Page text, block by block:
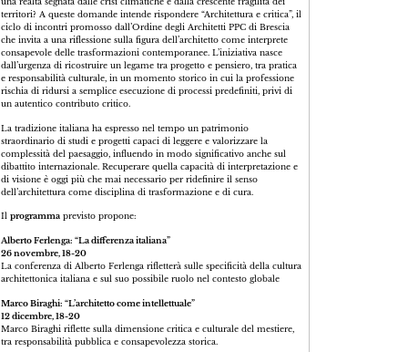
una realtà segnata dalle crisi climatiche e dalla crescente fragilità dei
territori? A queste domande intende rispondere “Architettura e critica”, il
ciclo di incontri promosso dall’Ordine degli Architetti PPC di Brescia
che invita a una riflessione sulla figura dell’architetto come interprete
consapevole delle trasformazioni contemporanee. L’iniziativa nasce
dall’urgenza di ricostruire un legame tra progetto e pensiero, tra pratica
e responsabilità culturale, in un momento storico in cui la professione
rischia di ridursi a semplice esecuzione di processi predefiniti, privi di
un autentico contributo critico.
La tradizione italiana ha espresso nel tempo un patrimonio
straordinario di studi e progetti capaci di leggere e valorizzare la
complessità del paesaggio, influendo in modo significativo anche sul
dibattito internazionale. Recuperare quella capacità di interpretazione e
di visione è oggi più che mai necessario per ridefinire il senso
dell’architettura come disciplina di trasformazione e di cura.
Ilprogramma previsto propone:
Alberto Ferlenga: “La differenza italiana”
26 novembre, 18-20
La conferenza di Alberto Ferlenga rifletterà sulle specificità della cultura
architettonica italiana e sul suo possibile ruolo nel contesto globale
Marco Biraghi: “L’architetto come intellettuale”
12 dicembre, 18-20
Marco Biraghi riflette sulla dimensione critica e culturale del mestiere,
tra responsabilità pubblica e consapevolezza storica.